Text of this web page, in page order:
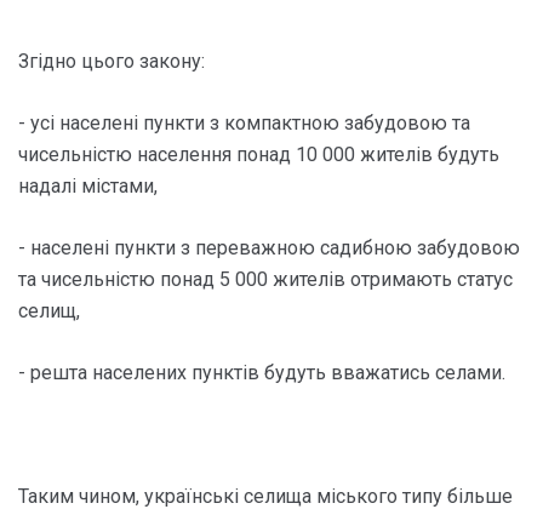
Згідно цього закону:
- усі населені пункти з компактною забудовою та
чисельністю населення понад 10 000 жителів будуть
надалі містами,
- населені пункти з переважною садибною забудовою
та чисельністю понад 5 000 жителів отримають статус
селищ,
- решта населених пунктів будуть вважатись селами.
Таким чином, українські селища міського типу більше